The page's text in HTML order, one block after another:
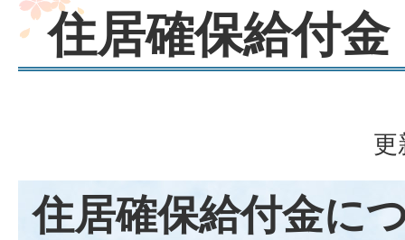
住居確保給付金
更
住居確保給付金に